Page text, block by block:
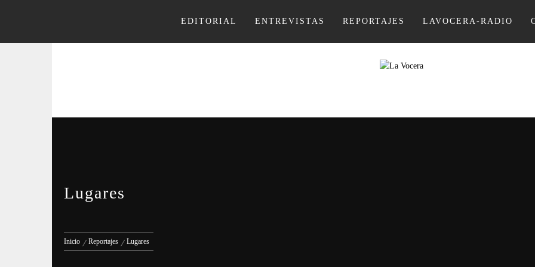
EDITORIAL ENTREVISTAS REPORTAJES LAVOCERA-RADIO
LA
Lugares
Inicio Reportajes Lugares